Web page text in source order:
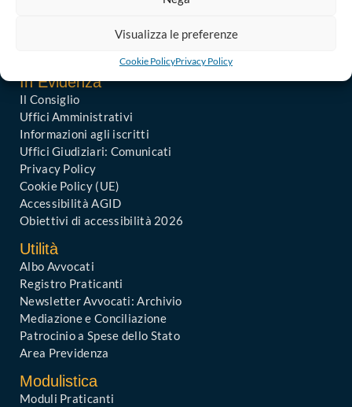
Visualizza le preferenze
Cookie PolicyPrivacy Policy
PEC – Posta Elettronica Certificata :
ordine@avvocatibari.legalmail.it
In Evidenza
Il Consiglio
Uffici Amministrativi
Informazioni agli iscritti
Uffici Giudiziari: Comunicati
Privacy Policy
Cookie Policy (UE)
Accessibilità AGID
Obiettivi di accessibilità 2026
Utilità
Albo Avvocati
Registro Praticanti
Newsletter Avvocati: Archivio
Mediazione e Conciliazione
Patrocinio a Spese dello Stato
Area Previdenza
Modulistica
Moduli Praticanti